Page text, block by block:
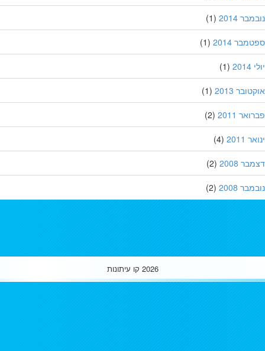
2014
(1)
2014
(1)
(1)
2013
(1)
2011
(2)
2011
(4)
2008
(2)
2008
(2)
2026 קו עיתונות